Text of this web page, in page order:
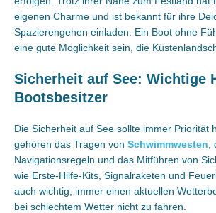
eigenen Charme und ist bekannt für ihre
Spazierengehen einladen. Ein Boot ohne
eine gute Möglichkeit sein, die
Sicherheit auf See: Wichtige
Bootsbesitzer
Die Sicherheit auf See sollte immer Priorität
gehören das Tragen von Schwimmwesten
Navigationsregeln und das Mitführen von
wie Erste-Hilfe-Kits, Signalraketen und
auch wichtig, immer einen aktuellen
bei schlechtem Wetter nicht zu fahren.